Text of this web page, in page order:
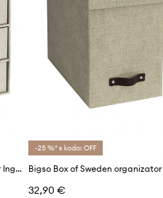
Bigso Box of Sweden organizator Ingrid
-25 %* s kodo: OFF
32,90 €